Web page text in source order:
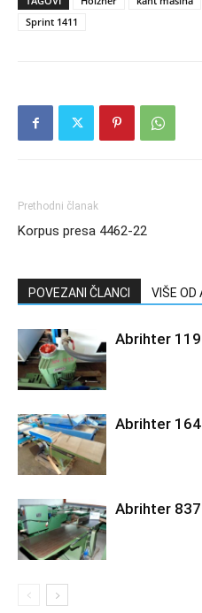
Sprint 1411
Prethodni članak
Korpus presa 4462-22
POVEZANI ČLANCI VIŠE OD
Abrihter
Abrihter 164
Abrihter 837